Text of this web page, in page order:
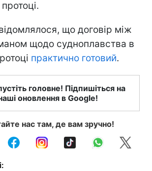
що договір між
щодо судноплавства в
практично готовий.
головне! Підпишіться на
оновлення в Google!
нас там, де вам зручно!